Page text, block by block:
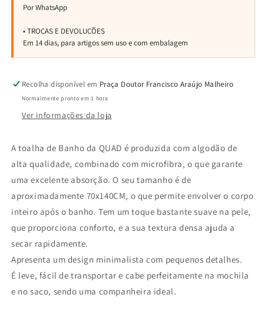
Recolha disponível em Praça Doutor Francisco Araújo Malheiro
Normalmente pronto em 1 hora
Ver informações da loja
A toalha de Banho da QUAD é produzida com algodão de
alta qualidade, combinado com microfibra, o que garante
uma excelente absorção. O seu tamanho é de
aproximadamente 70x140CM, o que permite envolver o corpo
inteiro após o banho. Tem um toque bastante suave na pele,
que proporciona conforto, e a sua textura densa ajuda a
secar rapidamente.
Apresenta um design minimalista com pequenos detalhes.
É leve, fácil de transportar e cabe perfeitamente na mochila
e no saco, sendo uma companheira ideal.